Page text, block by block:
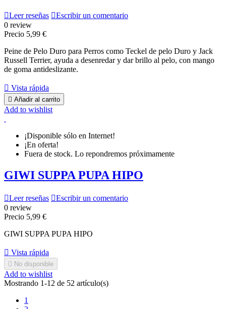
Leer reseñas Escribir un comentario
0 review
Precio 5,99 €
Peine de Pelo Duro para Perros como Teckel de pelo Duro y Jack
Russell Terrier, ayuda a desenredar y dar brillo al pelo, con mango
de goma antideslizante.
 Vista rápida
 Añadir al carrito
Add to wishlist
¡Disponible sólo en Internet!
¡En oferta!
Fuera de stock. Lo repondremos próximamente
GIWI SUPPA PUPA HIPO
Leer reseñas Escribir un comentario
0 review
Precio 5,99 €
GIWI SUPPA PUPA HIPO
 Vista rápida
 No disponible
Add to wishlist
Mostrando 1-12 de 52 artículo(s)
1